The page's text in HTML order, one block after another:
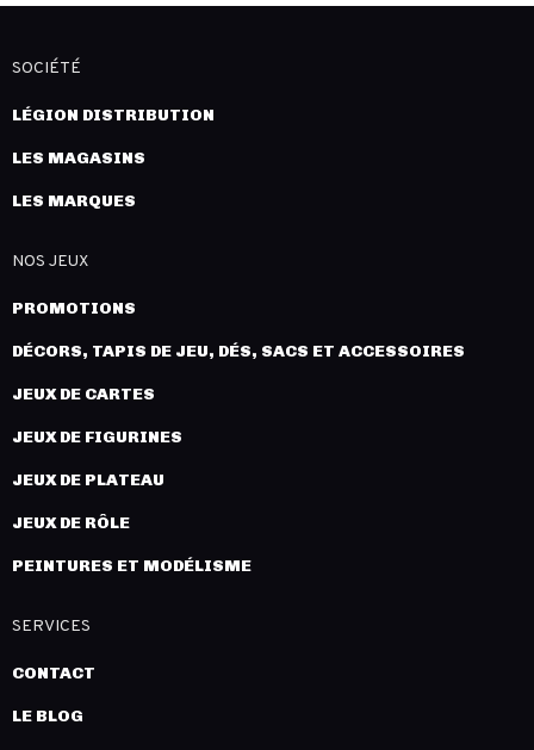
SOCIÉTÉ
LÉGION DISTRIBUTION
LES MAGASINS
LES MARQUES
NOS JEUX
PROMOTIONS
DÉCORS, TAPIS DE JEU, DÉS, SACS ET ACCESSOIRES
JEUX DE CARTES
JEUX DE FIGURINES
JEUX DE PLATEAU
JEUX DE RÔLE
PEINTURES ET MODÉLISME
SERVICES
CONTACT
LE BLOG